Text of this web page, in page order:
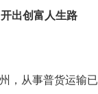
出创富人生路
，从事普货运输